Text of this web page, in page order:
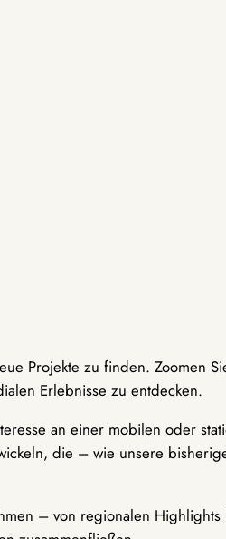
Projekte zu finden. Zoomen
Erlebnisse zu entdecken.
an einer mobilen oder
die – wie unsere
– von regionalen